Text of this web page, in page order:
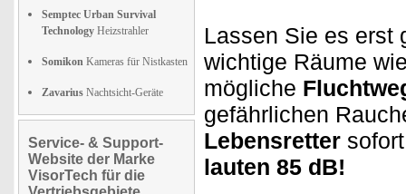
Semptec Urban Survival
Technology Heizstrahler
Somikon Kameras für Nistkasten
Zavarius Nachtsicht-Geräte
Service- & Support-
Website der Marke
VisorTech für die
Lassen Sie es erst
wichtige Räume
mögliche
gefährlichen
Lebensretter
lauten 85 dB!